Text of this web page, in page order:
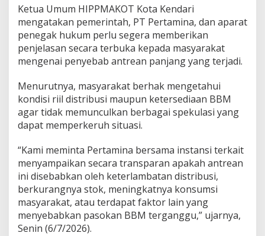
D
i
s
t
r
i
u
s
i
B
B
D
i
a
u
d
t
Ketua Umum HIPPMAKOT Kota Kendari
mengatakan pemerintah, PT Pertamina, dan aparat
penegak hukum perlu segera memberikan
penjelasan secara terbuka kepada masyarakat
mengenai penyebab antrean panjang yang terjadi.
Menurutnya, masyarakat berhak mengetahui
kondisi riil distribusi maupun ketersediaan BBM
agar tidak memunculkan berbagai spekulasi yang
dapat memperkeruh situasi.
“Kami meminta Pertamina bersama instansi terkait
menyampaikan secara transparan apakah antrean
ini disebabkan oleh keterlambatan distribusi,
berkurangnya stok, meningkatnya konsumsi
masyarakat, atau terdapat faktor lain yang
menyebabkan pasokan BBM terganggu,” ujarnya,
Senin (6/7/2026).